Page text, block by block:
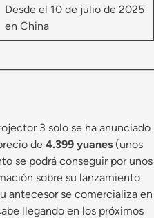
Desde el 10 de julio de 2025
en China
3 solo se ha anunciado
de 4.399 yuanes (unos
se podrá conseguir por unos
sobre su lanzamiento
antecesor se comercializa en
llegando en los próximos